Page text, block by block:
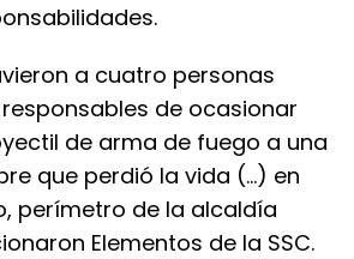
a cuatro personas
de ocasionar
de arma de fuego a una
que perdió la vida (...) en
perímetro de la alcaldía
Elementos de la SSC.